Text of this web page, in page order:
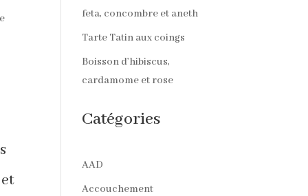
feta, concombre et aneth
Tarte Tatin aux coings
Boisson d’hibiscus,
cardamome et rose
Catégories
AAD
Accouchement